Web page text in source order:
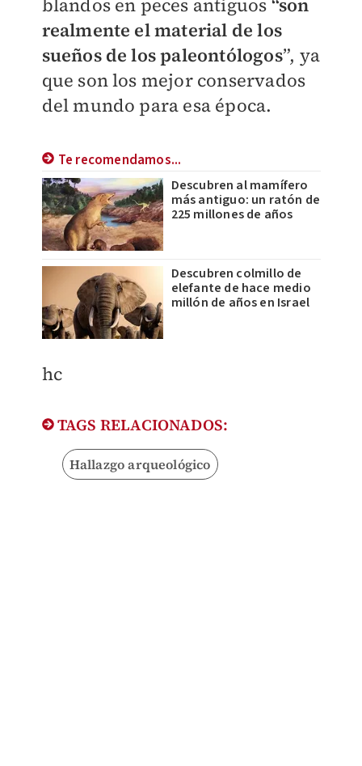
realmente el material de los
sueños de los paleontólogos”, ya
que son los mejor conservados
del mundo para esa época.
Te recomendamos...
Descubren al mamífero
más antiguo: un ratón de
225 millones de años
Descubren colmillo de
elefante de hace medio
millón de años en Israel
hc
TAGS RELACIONADOS:
Hallazgo arqueológico